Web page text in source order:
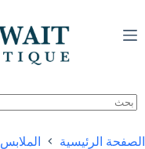
المحتوى
الصفحة الرئيسية الملابس